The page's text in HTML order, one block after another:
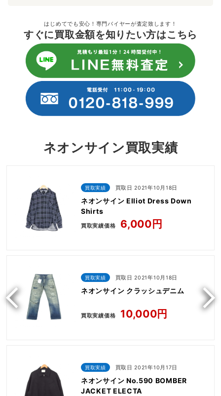
はじめてでも安心！専門バイヤーが査定致します！
すぐに買取金額を知りたい方はこちら
ネオンサイン買取実績
買取実績 買取日 2021年10月18日
ネオンサイン Elliot Dress Down
Shirts
買取実績価格 6,000円
買取実績 買取日 2021年10月18日
ネオンサイン クラッシュデニム
買取実績価格 10,000円
買取実績 買取日 2021年10月17日
ネオンサイン No.590 BOMBER
JACKET ELECTA